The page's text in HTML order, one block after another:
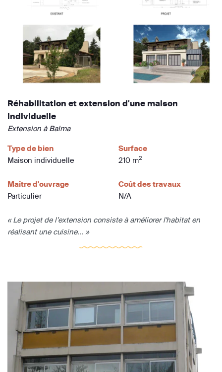
Réhabilitation et extension d'une maison
individuelle
Extension à Balma
Type de bien
Maison individuelle
Surface
210 m2
Maître d'ouvrage
Particulier
Coût des travaux
N/A
« Le projet de l’extension consiste à améliorer l'habitat en
réalisant une cuisine... »